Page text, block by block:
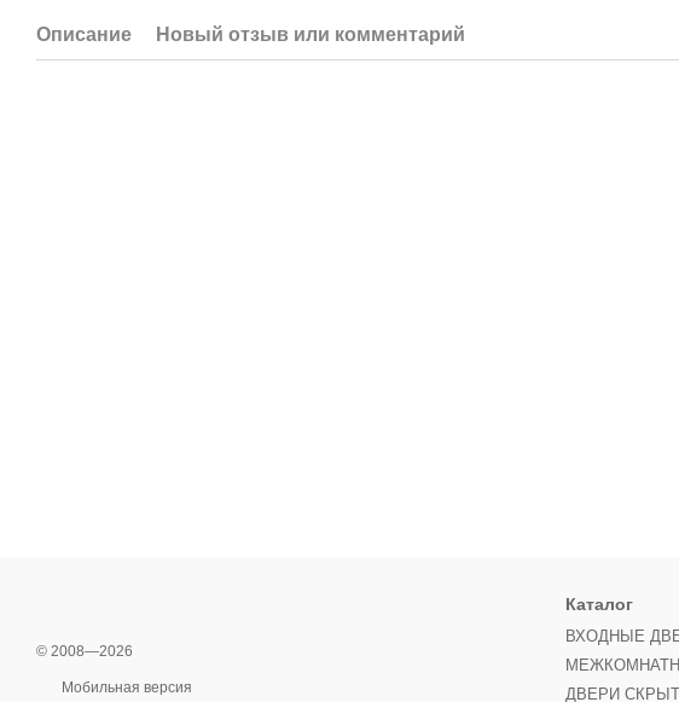
Описание Новый отзыв или комментарий
© 2008—2026
Мобильная версия
Каталог
ВХОДНЫЕ
ДВЕРИ